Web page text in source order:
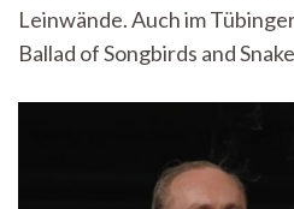
Leinwände. Auch im
Ballad of Songbirds and